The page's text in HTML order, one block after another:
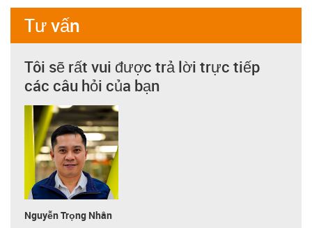
Tư vấn
Tôi sẽ rất vui được trả lời trực tiếp
các câu hỏi của bạn
Nguyễn Trọng Nhân